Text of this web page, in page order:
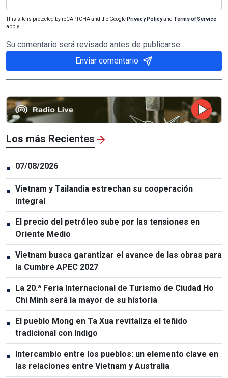
This site is protected by reCAPTCHA and the Google Privacy Policyand Terms of Service
apply.
Su comentario será revisado antes de publicarse
Enviar comentario
Los más Recientes
● 07/08/2026
● Vietnam y Tailandia estrechan su cooperación
integral
● El precio del petróleo sube por las tensiones en
Oriente Medio
● Vietnam busca garantizar el avance de las obras para
la Cumbre APEC 2027
● La 20.ª Feria Internacional de Turismo de Ciudad Ho
Chi Minh será la mayor de su historia
● El pueblo Mong en Ta Xua revitaliza el teñido
tradicional con índigo
● Intercambio entre los pueblos: un elemento clave en
las relaciones entre Vietnam y Australia